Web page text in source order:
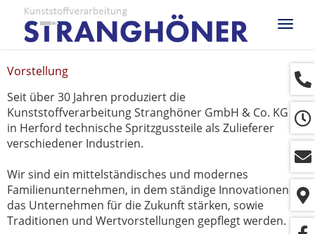
Vorstellung
Seit über 30 Jahren produziert die
Kunststoffverarbeitung Stranghöner GmbH & Co. KG
in Herford technische Spritzgussteile als Zulieferer
verschiedener Industrien.
Wir sind ein mittelständisches und modernes
Familienunternehmen, in dem ständige Innovationen
das Unternehmen für die Zukunft stärken, sowie
Traditionen und Wertvorstellungen gepflegt werden.